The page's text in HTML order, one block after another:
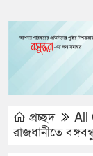
প্রচ্ছদ All
রাজধানীতে